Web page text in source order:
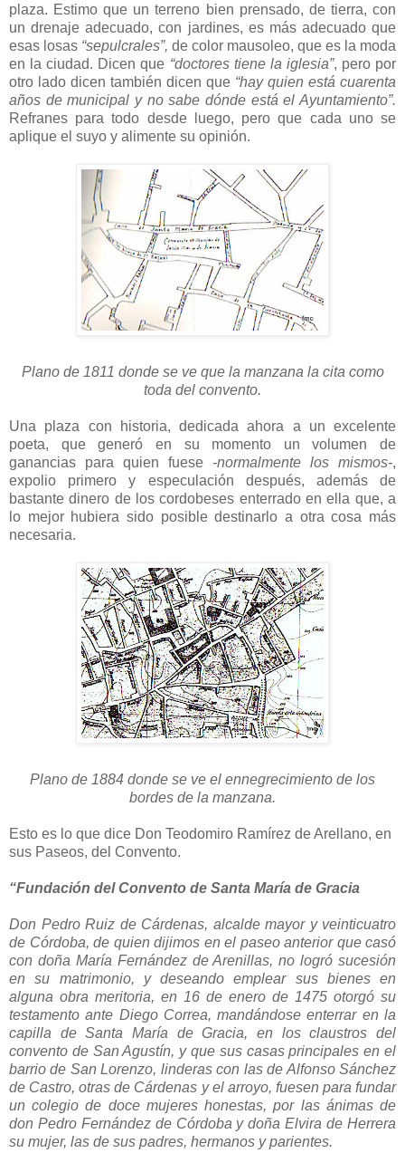
plaza. Estimo que un terreno bien prensado, de tierra, con
un drenaje adecuado, con jardines, es más adecuado que
esas losas “sepulcrales”, de color mausoleo, que es la moda
en la ciudad. Dicen que “doctores tiene la iglesia”, pero por
otro lado dicen también dicen que “hay quien está cuarenta
años de municipal y no sabe dónde está el Ayuntamiento”.
Refranes para todo desde luego, pero que cada uno se
aplique el suyo y alimente su opinión.
Plano de 1811 donde se ve que la manzana la cita como
toda del convento.
Una plaza con historia, dedicada ahora a un excelente
poeta, que generó en su momento un volumen de
ganancias para quien fuese -normalmente los mismos-,
expolio primero y especulación después, además de
bastante dinero de los cordobeses enterrado en ella que, a
lo mejor hubiera sido posible destinarlo a otra cosa más
necesaria.
Plano de 1884 donde se ve el ennegrecimiento de los
bordes de la manzana.
Esto es lo que dice Don Teodomiro Ramírez de Arellano, en
sus Paseos, del Convento.
“Fundación del Convento de Santa María de Gracia
Don Pedro Ruiz de Cárdenas, alcalde mayor y veinticuatro
de Córdoba, de quien dijimos en el paseo anterior que casó
con doña María Fernández de Arenillas, no logró sucesión
en su matrimonio, y deseando emplear sus bienes en
alguna obra meritoria, en 16 de enero de 1475 otorgó su
testamento ante Diego Correa, mandándose enterrar en la
capilla de Santa María de Gracia, en los claustros del
convento de San Agustín, y que sus casas principales en el
barrio de San Lorenzo, linderas con las de Alfonso Sánchez
de Castro, otras de Cárdenas y el arroyo, fuesen para fundar
un colegio de doce mujeres honestas, por las ánimas de
don Pedro Fernández de Córdoba y doña Elvira de Herrera
su mujer, las de sus padres, hermanos y parientes.